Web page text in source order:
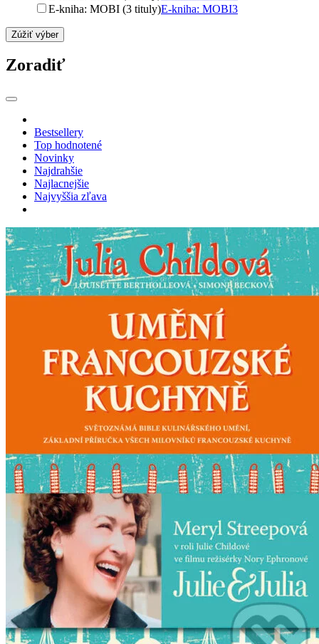
E-kniha: MOBI (3 tituly)E-kniha: MOBI3
Zúžiť výber
Zoradiť
Bestsellery
Top hodnotené
Novinky
Najdrahšie
Najlacnejšie
Najvyššia zľava